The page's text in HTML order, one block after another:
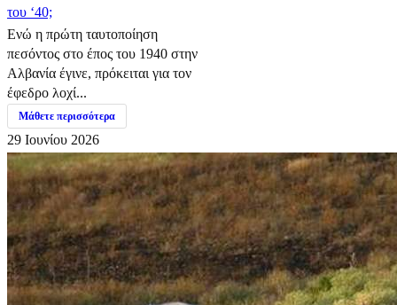
του ‘40;
Ενώ η πρώτη ταυτοποίηση
πεσόντος στο έπος του 1940 στην
Αλβανία έγινε, πρόκειται για τον
έφεδρο λοχί...
Μάθετε περισσότερα
29 Ιουνίου 2026